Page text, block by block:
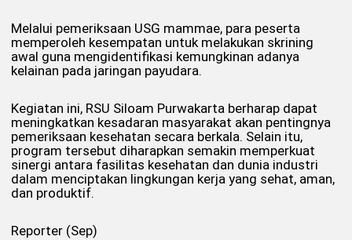
Melalui pemeriksaan USG mammae, para peserta
memperoleh kesempatan untuk melakukan skrining
awal guna mengidentifikasi kemungkinan adanya
kelainan pada jaringan payudara.
Kegiatan ini, RSU Siloam Purwakarta berharap dapat
meningkatkan kesadaran masyarakat akan pentingnya
pemeriksaan kesehatan secara berkala. Selain itu,
program tersebut diharapkan semakin memperkuat
sinergi antara fasilitas kesehatan dan dunia industri
dalam menciptakan lingkungan kerja yang sehat, aman,
dan produktif.
Reporter (Sep)